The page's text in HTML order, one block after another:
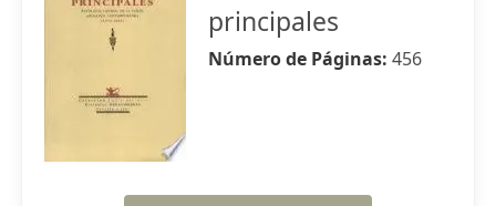
principales
Número de Páginas: 456